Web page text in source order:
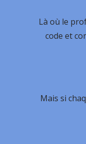
Là où le
code et
Mais si